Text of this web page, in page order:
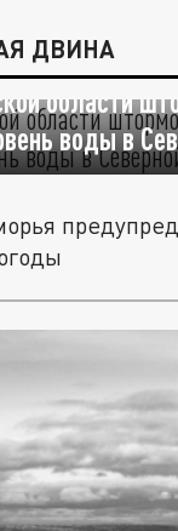
ДВИНА
области
воды в